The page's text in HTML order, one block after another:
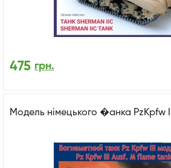
475 грн.
Mодель німецького �анка PzKpfw III